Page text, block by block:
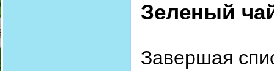
Зеленый
Завершая